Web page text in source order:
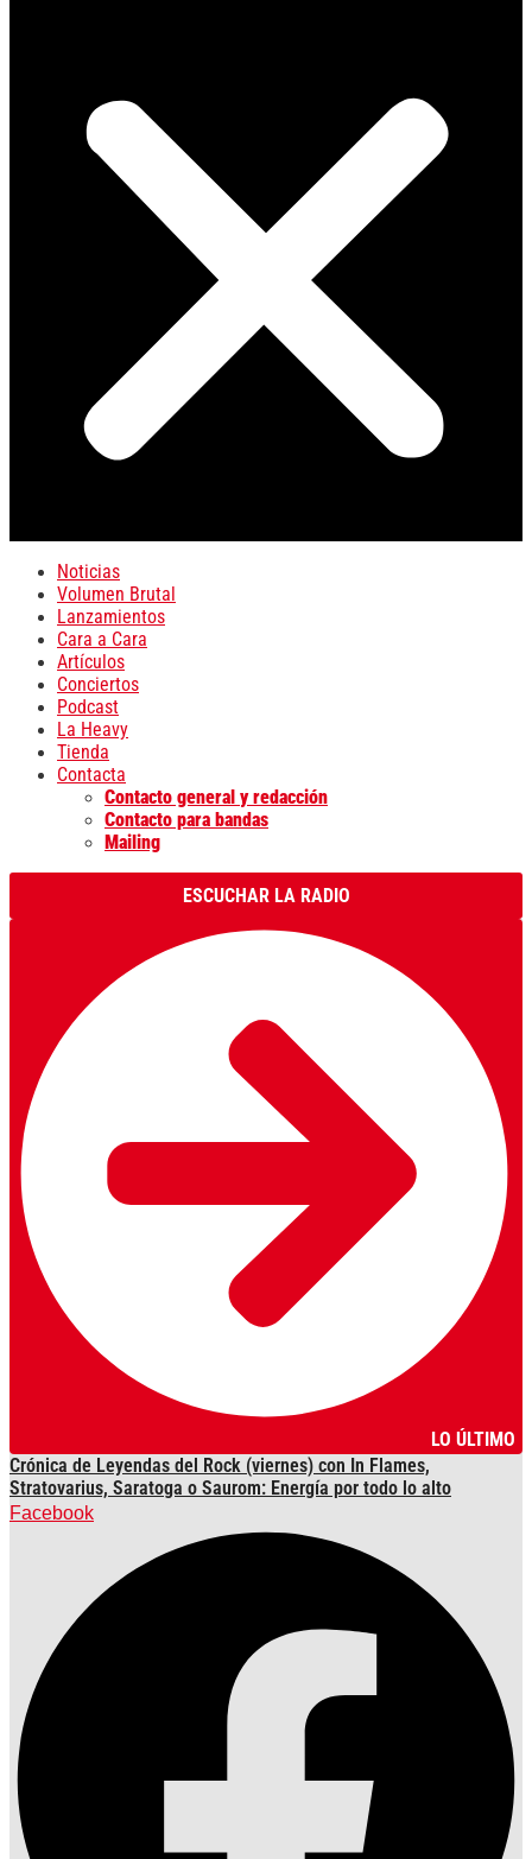
Noticias
Volumen Brutal
Lanzamientos
Cara a Cara
Artículos
Conciertos
Podcast
La Heavy
Tienda
Contacta
Contacto general y redacción
Contacto para bandas
Mailing
ESCUCHAR LA RADIO
LO ÚLTIMO
Crónica de Leyendas del Rock (viernes) con In Flames,
Stratovarius, Saratoga o Saurom: Energía por todo lo alto
Facebook